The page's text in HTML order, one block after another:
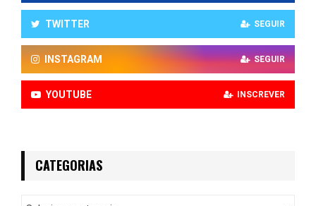
TWITTER SEGUIR
INSTAGRAM SEGUIR
YOUTUBE INSCREVER
CATEGORIAS